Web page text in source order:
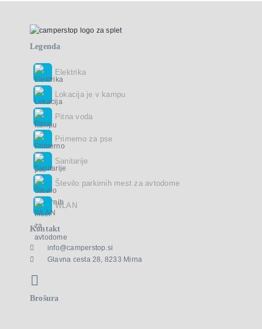
Legenda
Elektrika
Lokacija je v kampu
Pitna voda
Primerno za pse
Sanitarije
Število parkirnih mest za avtodome
WLAN
Kontakt
info@camperstop.si
Glavna cesta 28, 8233 Mirna
Brošura